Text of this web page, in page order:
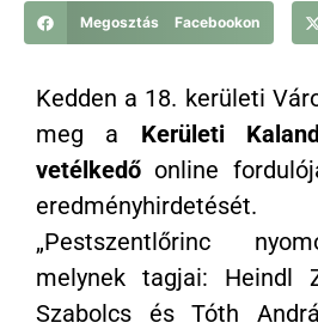
Megosztás Facebookon
Kedden a 18. kerületi
meg a Kerületi
vetélkedő online
„Pestszentlőrinc
melynek tagjai: Heindl
Szabolcs és Tóth